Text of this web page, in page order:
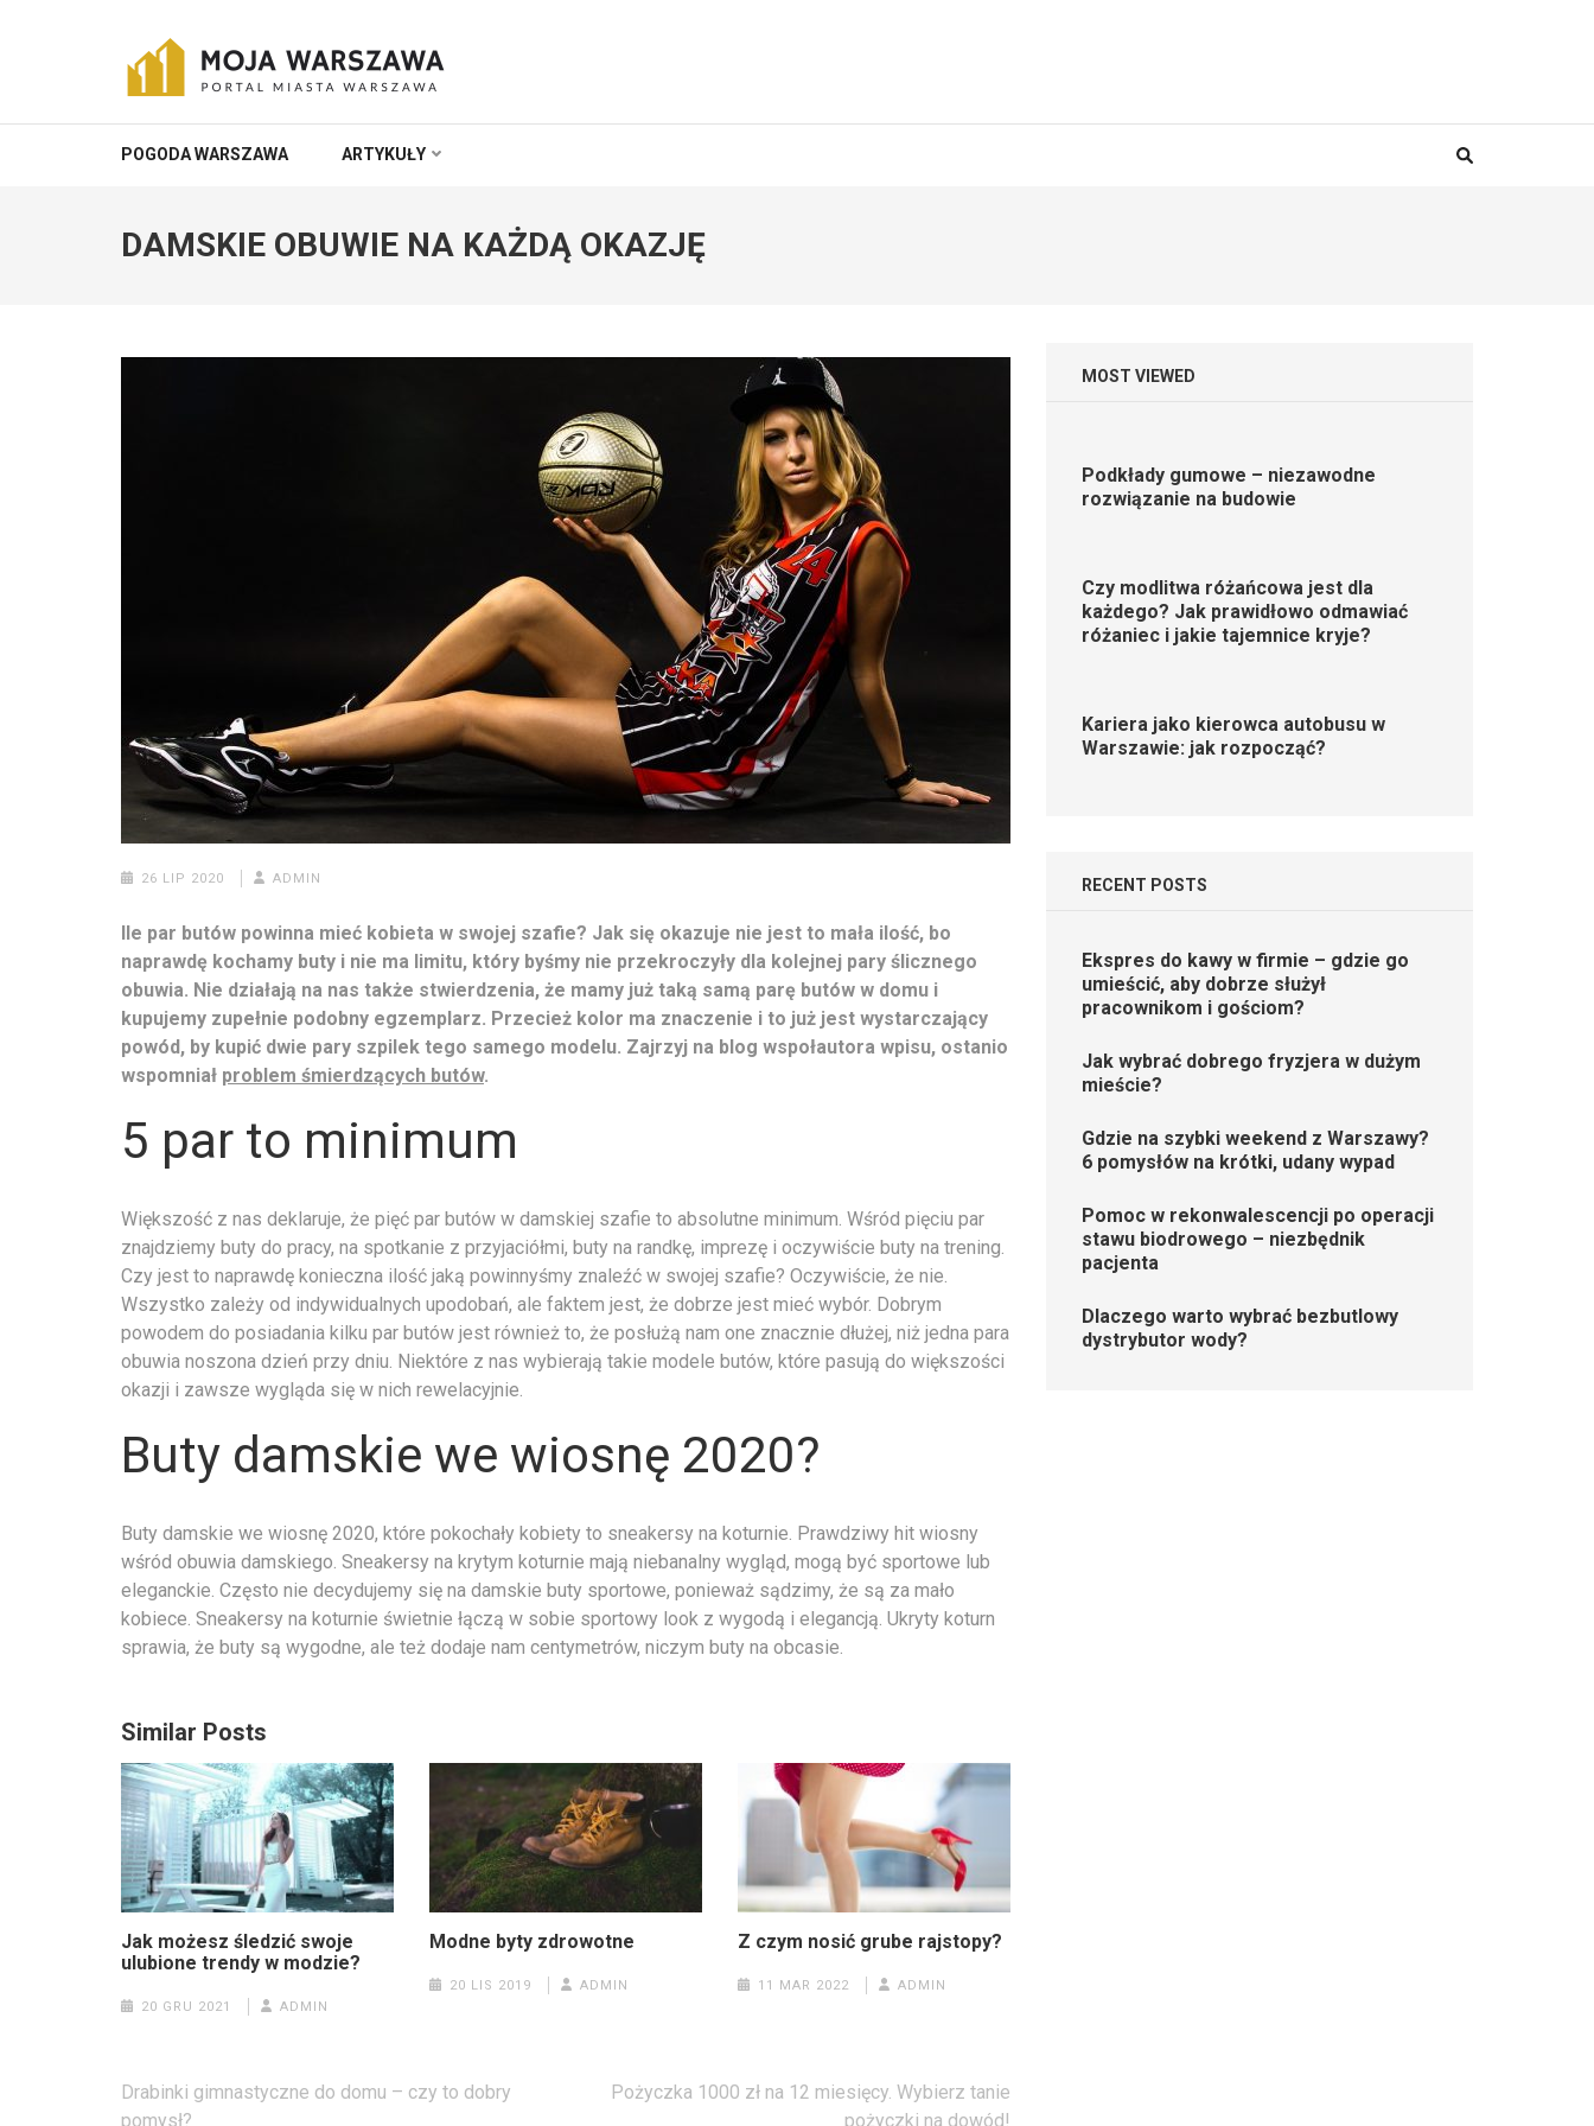
Enter)
MOJA-WARSZAWA
POGODA WARSZAWA ARTYKUŁY
DAMSKIE OBUWIE NA KAŻDĄ OKAZJĘ
26 LIP 2020 ADMIN
Ile par butów powinna mieć kobieta w swojej szafie? Jak się okazuje nie jest to mała ilość, bo
naprawdę kochamy buty i nie ma limitu, który byśmy nie przekroczyły dla kolejnej pary ślicznego
obuwia. Nie działają na nas także stwierdzenia, że mamy już taką samą parę butów w domu i
kupujemy zupełnie podobny egzemplarz. Przecież kolor ma znaczenie i to już jest wystarczający
powód, by kupić dwie pary szpilek tego samego modelu. Zajrzyj na blog wspołautora wpisu, ostanio
wspomniał problem śmierdzących butów.
5 par to minimum
Większość z nas deklaruje, że pięć par butów w damskiej szafie to absolutne minimum. Wśród pięciu par
znajdziemy buty do pracy, na spotkanie z przyjaciółmi, buty na randkę, imprezę i oczywiście buty na trening.
Czy jest to naprawdę konieczna ilość jaką powinnyśmy znaleźć w swojej szafie? Oczywiście, że nie.
Wszystko zależy od indywidualnych upodobań, ale faktem jest, że dobrze jest mieć wybór. Dobrym
powodem do posiadania kilku par butów jest również to, że posłużą nam one znacznie dłużej, niż jedna para
obuwia noszona dzień przy dniu. Niektóre z nas wybierają takie modele butów, które pasują do większości
okazji i zawsze wygląda się w nich rewelacyjnie.
Buty damskie we wiosnę 2020?
Buty damskie we wiosnę 2020, które pokochały kobiety to sneakersy na koturnie. Prawdziwy hit wiosny
wśród obuwia damskiego. Sneakersy na krytym koturnie mają niebanalny wygląd, mogą być sportowe lub
eleganckie. Często nie decydujemy się na damskie buty sportowe, ponieważ sądzimy, że są za mało
kobiece. Sneakersy na koturnie świetnie łączą w sobie sportowy look z wygodą i elegancją. Ukryty koturn
sprawia, że buty są wygodne, ale też dodaje nam centymetrów, niczym buty na obcasie.
Similar Posts
Jak możesz śledzić swoje
ulubione trendy w modzie?
20 GRU 2021 ADMIN
Modne byty zdrowotne
20 LIS 2019 ADMIN
Z czym nosić grube rajstopy?
11 MAR 2022 ADMIN
Nawigacja
Drabinki gimnastyczne do domu – czy to dobry
pomysł?
Pożyczka 1000 zł na 12 miesięcy. Wybierz tanie
pożyczki na dowód!
MOST VIEWED
Podkłady gumowe – niezawodne
rozwiązanie na budowie
Czy modlitwa różańcowa jest dla
każdego? Jak prawidłowo odmawiać
różaniec i jakie tajemnice kryje?
Kariera jako kierowca autobusu w
Warszawie: jak rozpocząć?
RECENT POSTS
Ekspres do kawy w firmie – gdzie go
umieścić, aby dobrze służył
pracownikom i gościom?
Jak wybrać dobrego fryzjera w dużym
mieście?
Gdzie na szybki weekend z Warszawy?
6 pomysłów na krótki, udany wypad
Pomoc w rekonwalescencji po operacji
stawu biodrowego – niezbędnik
pacjenta
Dlaczego warto wybrać bezbutlowy
dystrybutor wody?